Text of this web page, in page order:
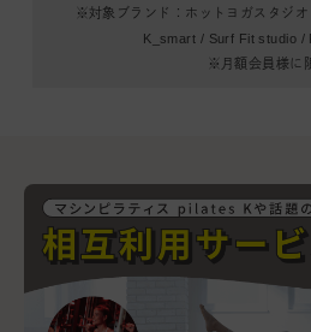
※対象ブランド：ホットヨガスタジ
K_smart / Surf Fit studio /
※月額会員様に